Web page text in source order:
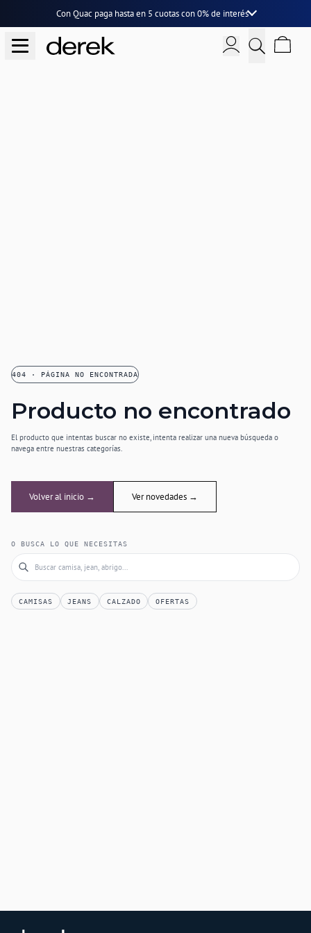
Con Quac paga hasta en 5 cuotascon0% de interés
404 · PÁGINA NO ENCONTRADA
Producto no encontrado
El producto que intentas buscar no existe, intenta realizar una nueva búsqueda o
navega entre nuestras categorías.
Volver al inicio → Ver novedades →
O BUSCA LO QUE NECESITAS
CAMISAS JEANS CALZADO OFERTAS